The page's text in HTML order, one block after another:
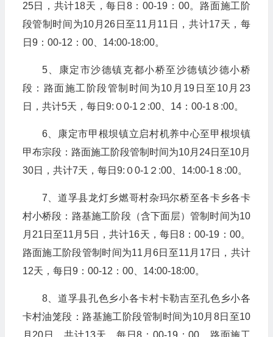
25日，共计18天，每日8：00-19：00。路面施工阶
段管制时间为10月26日至11月11日，共计17天，每
日9：00-12：00、14:00-18:00。
5、康定市沙德镇克都小桥至沙德镇沙德小桥
段：路面施工阶段管制时间为10月19日至10月23
日，共计5天，每日9:０0-1２:00、14：00-1８:00。
6、康定市甲根坝镇立启村机养中心至甲根坝镇
甲布宗段：路面施工阶段管制时间为10月24日至10月
30日，共计7天，每日9:０0-1２:00、14:00-1８:00。
7、道孚县龙灯乡燃哥村杂玛尔桥至各卡乡各卡
村小桥段：路基施工阶段（含下面层）管制时间为10
月21日至11月5日，共计16天，每日8：00-19：00。
路面施工阶段管制时间为11月6日至11月17日，共计
12天，每日9：00-12：00、14:00-18:00。
8、道孚县孔色乡小各卡村卡勒吉至孔色乡小各
卡村油笼段：路基施工阶段管制时间为10月8日至10
月20日，共计13天，每日8：00-19：00。路面施工